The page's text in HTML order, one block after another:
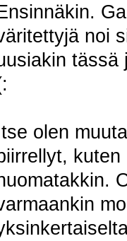
noi
tässä
olen